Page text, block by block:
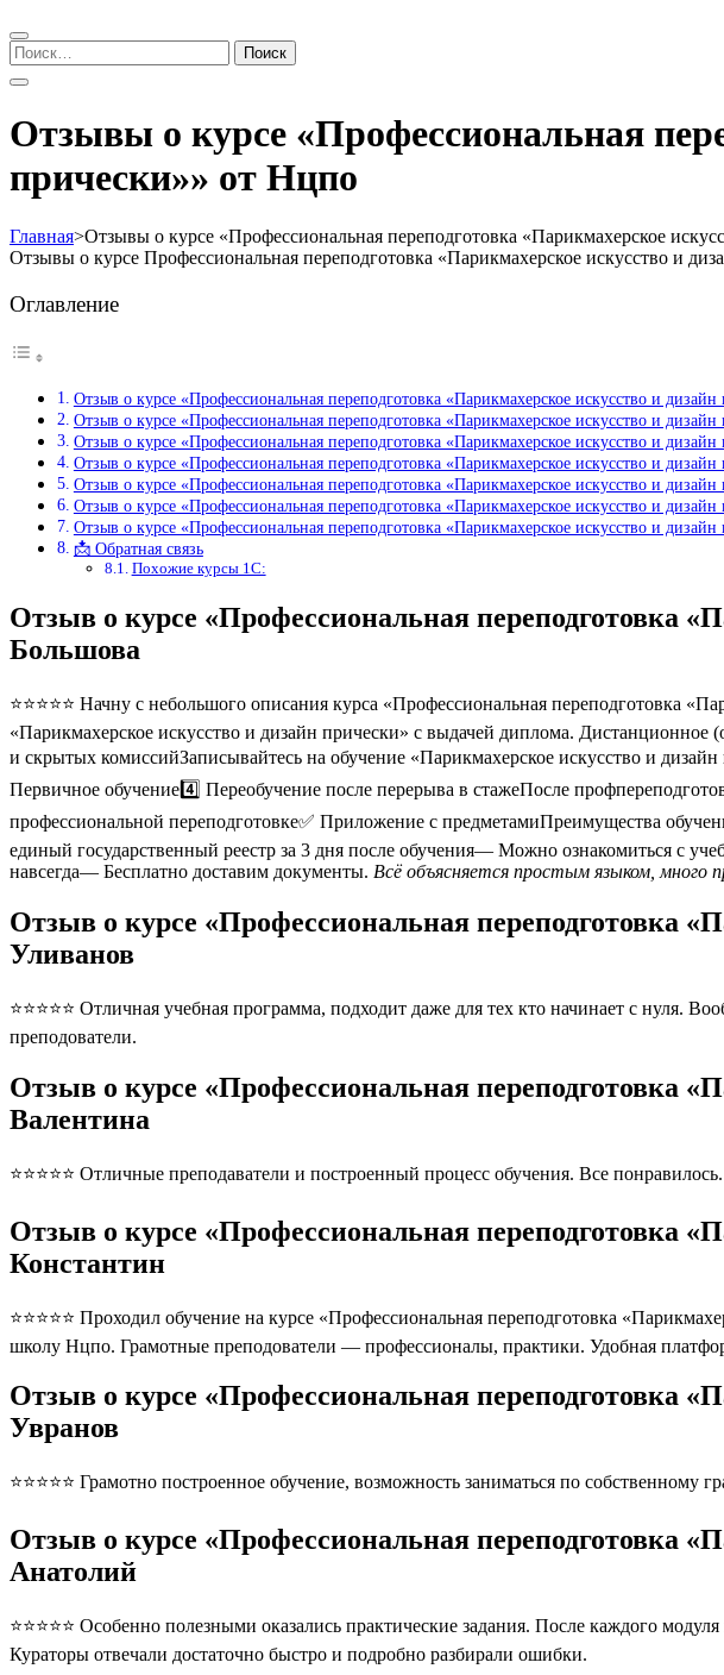
Найти:
Отзывы о курсе «Профессиональная
прически»» от Нцпо
Главная>Отзывы о курсе «Профессиональная переподготовка «Парикмахерское
Отзывы о курсе Профессиональная переподготовка «Парикмахерское искусство и
Оглавление
Отзыв о курсе «Профессиональная переподготовка «Парикмахерское искусство и
Отзыв о курсе «Профессиональная переподготовка «Парикмахерское искусство и
Отзыв о курсе «Профессиональная переподготовка «Парикмахерское искусство и
Отзыв о курсе «Профессиональная переподготовка «Парикмахерское искусство и
Отзыв о курсе «Профессиональная переподготовка «Парикмахерское искусство и
Отзыв о курсе «Профессиональная переподготовка «Парикмахерское искусство и
Отзыв о курсе «Профессиональная переподготовка «Парикмахерское искусство и
📩 Обратная связь
Похожие курсы 1С:
Отзыв о курсе «Профессиональная переподготовка
Большова
⭐⭐⭐⭐⭐ Начну с небольшого описания курса «Профессиональная переподготовка
«Парикмахерское искусство и дизайн прически» с выдачей диплома.
и скрытых комиссийЗаписывайтесь на обучение «Парикмахерское искусство и
Первичное обучение4️⃣ Переобучение после перерыва в стажеПосле
профессиональной переподготовке✅ Приложение с предметамиПреимущества
единый государственный реестр за 3 дня после обучения— Можно ознакомиться с
навсегда— Бесплатно доставим документы. Всё объясняется простым языком, много
Отзыв о курсе «Профессиональная переподготовка
Уливанов
⭐⭐⭐⭐⭐ Отличная учебная программа, подходит даже для тех кто начинает с нуля.
преподователи.
Отзыв о курсе «Профессиональная переподготовка
Валентина
⭐⭐⭐⭐⭐ Отличные преподаватели и построенный процесс обучения. Все понравилось.
Отзыв о курсе «Профессиональная переподготовка
Константин
⭐⭐⭐⭐⭐ Проходил обучение на курсе «Профессиональная переподготовка
школу Нцпо. Грамотные преподователи — профессионалы, практики. Удобная
Отзыв о курсе «Профессиональная переподготовка
Увранов
⭐⭐⭐⭐⭐ Грамотно построенное обучение, возможность заниматься по собственному
Отзыв о курсе «Профессиональная переподготовка
Анатолий
⭐⭐⭐⭐⭐ Особенно полезными оказались практические задания. После каждого
Кураторы отвечали достаточно быстро и подробно разбирали ошибки.